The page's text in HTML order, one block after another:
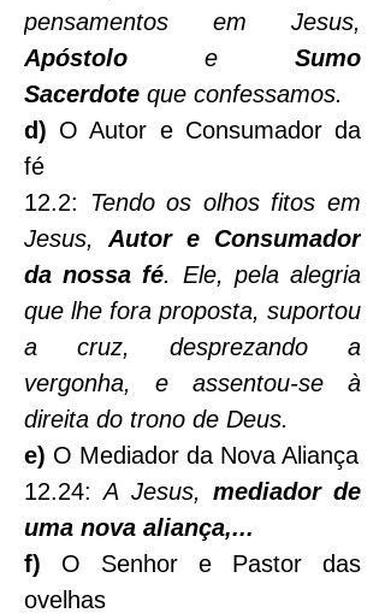
Apóstolo e Sumo
Sacerdote que confessamos.
d) O Autor e Consumador da
fé
12.2:
Tendo os olhos fitos em
Jesus, Autor e Consumador
da nossa fé. Ele, pela alegria
que lhe fora proposta, suportou
a cruz, desprezando a
vergonha, e assentou-se à
direita do trono de Deus.
e) O Mediador da Nova Aliança
12.24: A Jesus, mediador de
uma nova aliança,...
f) O Senhor e Pastor das
ovelhas